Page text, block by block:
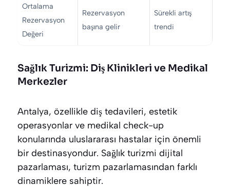
Ortalama
Rezervasyon
Değeri
Rezervasyon
başına gelir
Sürekli artış
trendi
Sağlık Turizmi: Diş Klinikleri ve Medikal
Merkezler
Antalya, özellikle diş tedavileri, estetik
operasyonlar ve medikal check-up
konularında uluslararası hastalar için önemli
bir destinasyondur. Sağlık turizmi dijital
pazarlaması, turizm pazarlamasından farklı
dinamiklere sahiptir.